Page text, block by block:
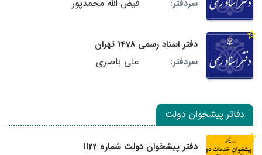
سردفتر:
فیض الله محمدپور
دفتر اسناد رسمی 1478 تهران
سردفتر:
علی باصری
دفاتر پیشخوان دولت
دفتر پیشخوان دولت شماره 1122